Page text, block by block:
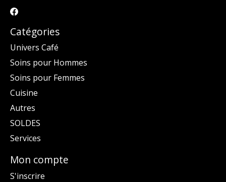
Catégories
Univers Café
Soins pour Hommes
Soins pour Femmes
Cuisine
Autres
SOLDES
Services
Mon compte
S'inscrire